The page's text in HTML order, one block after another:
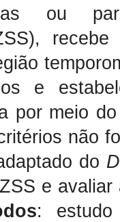
ou
e
por meio
não
do
e
: